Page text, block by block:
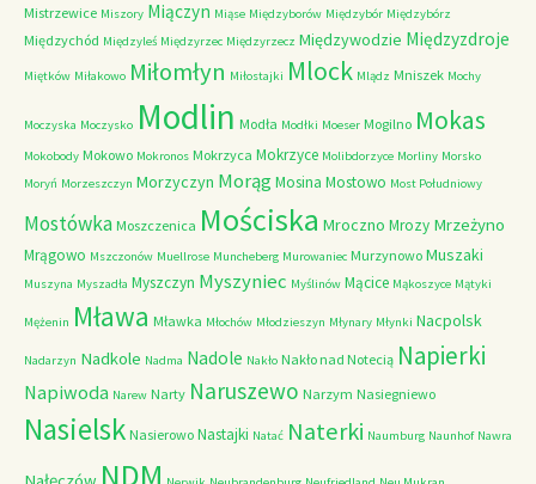
Mistrzewice Miszory Miączyn Miąse Międzyborów Międzybór Międzybórz
Międzychód Międzyleś Międzyrzec Międzyrzecz Międzywodzie Międzyzdroje
Miętków Miłakowo Miłomłyn Miłostajki Mlock Mlądz Mniszek Mochy
Moczyska Moczysko Modlin Modła Modłki Moeser Mogilno Mokas
Mokobody Mokowo Mokronos Mokrzyca Mokrzyce Molibdorzyce Morliny Morsko
Moryń Morzeszczyn Morzyczyn MorągMosina Mostowo Most Południowy
Mostówka Moszczenica Mościska Mroczno Mrozy Mrzeżyno
Mrągowo Mszczonów Muellrose Muncheberg Murowaniec Murzynowo Muszaki
Muszyna Myszadła Myszczyn Myszyniec Myślinów Mącice Mąkoszyce Mątyki
Mężenin Mława Mławka Młochów Młodzieszyn Młynary Młynki Nacpolsk
Nadarzyn Nadkole Nadma Nadole Nakło Nakło nad Notecią Napierki
Napiwoda Narew Narty Naruszewo Narzym Nasiegniewo
Nasielsk Nasierowo Nastajki Natać Naterki Naumburg Naunhof Nawra
NDM